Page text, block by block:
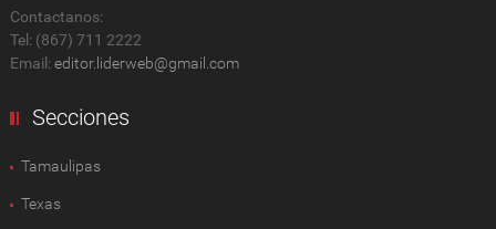
Contactanos:
Tel: (867) 711 2222
Email: editor.liderweb@gmail.com
Secciones
Tamaulipas
Texas